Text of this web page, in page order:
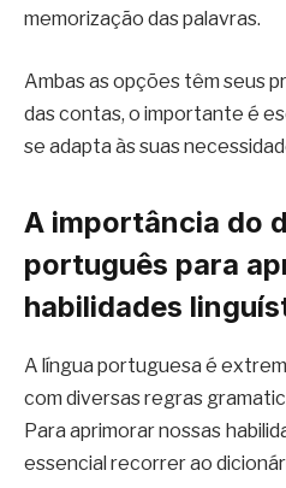
memorização das palavras.
Ambas as opções têm seus
das contas, o importante é
se adapta às suas
A importância do
português para
habilidades
A língua portuguesa é
com diversas regras
Para aprimorar nossas
essencial recorrer ao